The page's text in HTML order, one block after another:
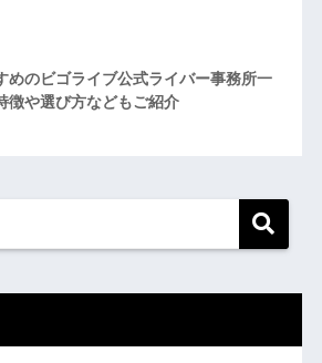
めのビゴライブ公式ライバー事務所一
徴や選び方などもご紹介